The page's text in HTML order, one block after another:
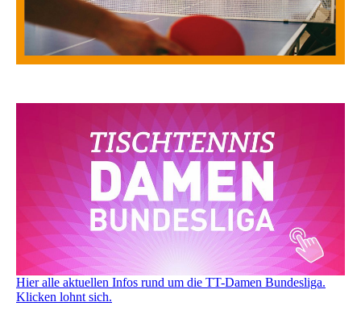
Hier alle aktuellen Infos rund um die TT-Damen Bundesliga.
Klicken lohnt sich.